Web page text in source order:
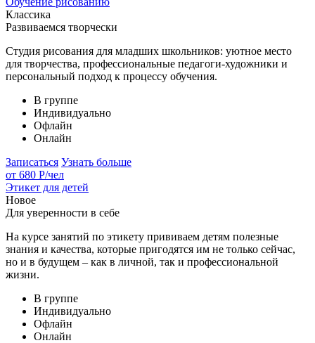
Классика
Развиваемся творчески
Студия рисования для младших школьников: уютное место
для творчества, профессиональные педагоги-художники и
персональный подход к процессу обучения.
В группе
Индивидуально
Офлайн
Онлайн
Записаться Узнать больше
от 680 Р/чел
Этикет для детей
Новое
Для уверенности в себе
На курсе занятий по этикету прививаем детям полезные
знания и качества, которые пригодятся им не только сейчас,
но и в будущем – как в личной, так и профессиональной
жизни.
В группе
Индивидуально
Офлайн
Онлайн